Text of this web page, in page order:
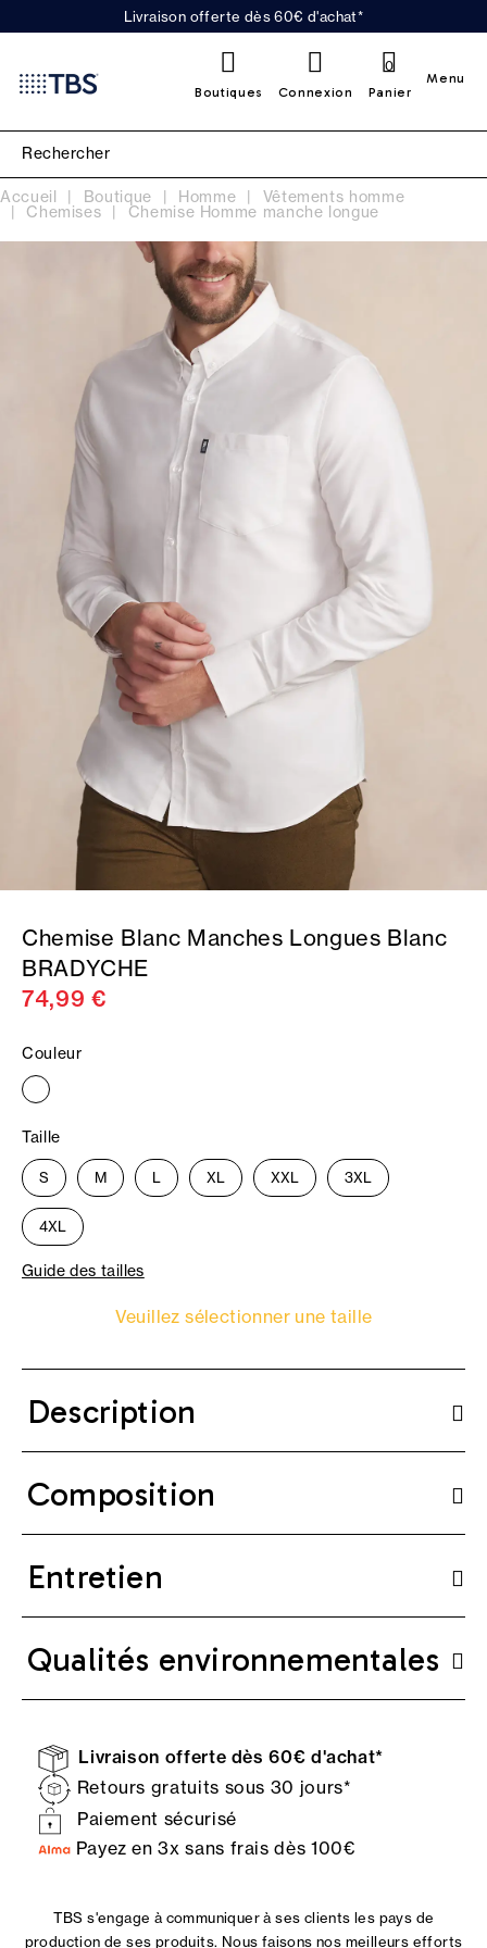
Livraison offerte dès 60€ d'achat*
Boutiques Connexion Panier
0
Menu
Accueil Boutique Homme Vêtements homme
Chemises Chemise Homme manche longue
Chemise Blanc Manches Longues Blanc
BRADYCHE
74,99 €
Couleur
Taille
S M L XL XXL 3XL
4XL
Guide des tailles
Veuillez sélectionner une taille
Description
Composition
Entretien
Qualités environnementales
Livraison offerte dès 60€ d'achat*
Retours gratuits sous 30 jours*
Paiement sécurisé
Payez en 3x sans frais dès 100€
TBS s'engage à communiquer à ses clients les pays de
production de ses produits. Nous faisons nos meilleurs efforts